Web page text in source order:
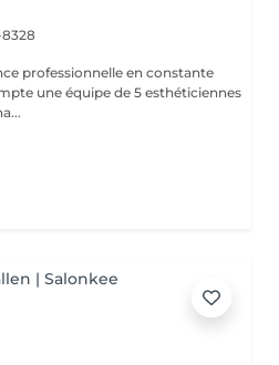
professionnelle en constante
une équipe de 5 esthéticiennes